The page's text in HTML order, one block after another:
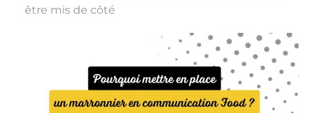
être mis de côté